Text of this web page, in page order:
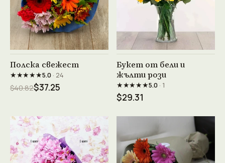
Виж продукта →
Полска свежест
★★★★★5.0· 24
$40.82$37.25
Виж продукта →
Букет от бели и
жълти рози
★★★★★5.0· 1
$29.31